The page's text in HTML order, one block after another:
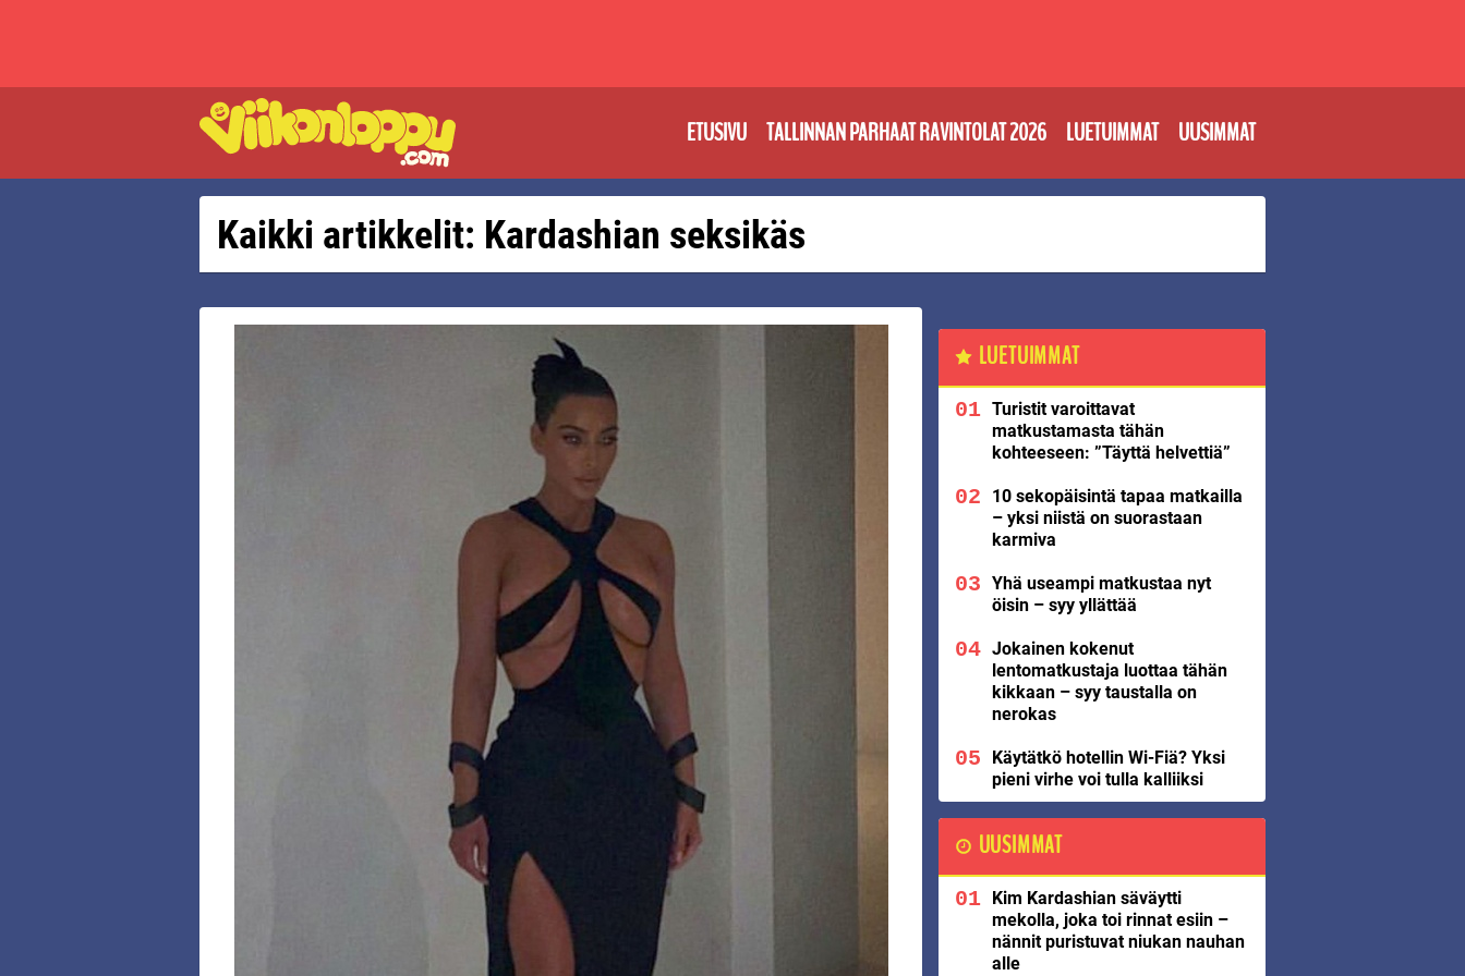
ETUSIVU TALLINNAN PARHAAT RAVINTOLAT 2026 LUETUIMMAT UUSIMMAT
Kaikki artikkelit: Kardashian seksikäs
LUETUIMMAT
Turistit varoittavat
matkustamasta tähän
kohteeseen: ”Täyttä helvettiä”
10 sekopäisintä tapaa matkailla
– yksi niistä on suorastaan
karmiva
Yhä useampi matkustaa nyt
öisin – syy yllättää
Jokainen kokenut
lentomatkustaja luottaa tähän
kikkaan – syy taustalla on
nerokas
Käytätkö hotellin Wi-Fiä? Yksi
pieni virhe voi tulla kalliiksi
UUSIMMAT
Kim Kardashian säväytti
mekolla, joka toi rinnat esiin –
nännit puristuvat niukan nauhan
alle